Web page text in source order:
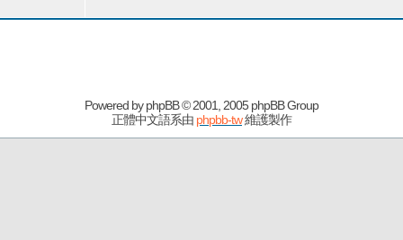
Powered byphpBB© 2001, 2005 phpBB Group
正體中文語系由 phpbb-tw維護製作